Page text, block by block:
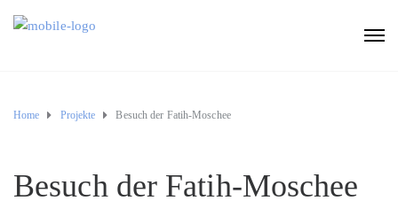
Home Projekte Besuch der Fatih-Moschee
Besuch der Fatih-Moschee